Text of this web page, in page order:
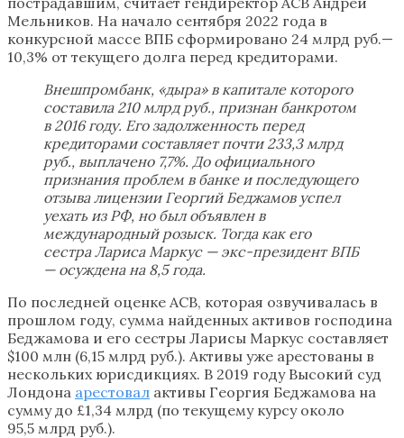
Мельников. На начало сентября 2022 года в
конкурсной массе ВПБ сформировано 24 млрд руб.—
10,3% от текущего долга перед кредиторами.
Внешпромбанк, «дыра» в капитале которого
составила 210 млрд руб., признан банкротом
в 2016 году. Его задолженность перед
кредиторами составляет почти 233,3 млрд
руб., выплачено 7,7%. До официального
признания проблем в банке и последующего
отзыва лицензии Георгий Беджамов успел
уехать из РФ, но был объявлен в
международный розыск. Тогда как его
сестра Лариса Маркус — экс-президент ВПБ
— осуждена на 8,5 года.
По последней оценке АСВ, которая озвучивалась в
прошлом году, сумма найденных активов господина
Беджамова и его сестры Ларисы Маркус составляет
$100 млн (6,15 млрд руб.). Активы уже арестованы в
нескольких юрисдикциях. В 2019 году Высокий суд
Лондона арестовал активы Георгия Беджамова на
сумму до £1,34 млрд (по текущему курсу около
95,5 млрд руб.).